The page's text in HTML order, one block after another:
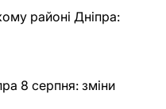
районі Дніпра:
8 серпня: зміни